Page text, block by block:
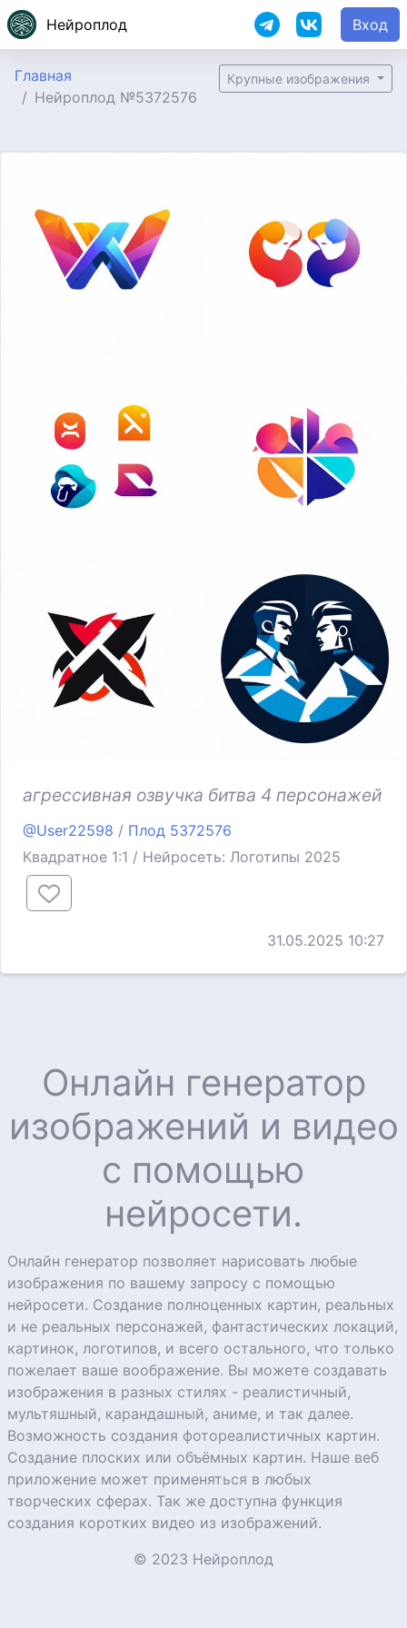
Нейроплод Вход
Главная
Нейроплод №5372576
Крупные изображения
агрессивная озвучка битва 4 персонажей
@User22598 / Плод 5372576
Квадратное 1:1 / Нейросеть: Логотипы 2025
31.05.2025 10:27
Онлайн генератор
изображений и видео
с помощью
нейросети.
Онлайн генератор позволяет нарисовать любые
изображения по вашему запросу с помощью
нейросети. Создание полноценных картин, реальных
и не реальных персонажей, фантастических локаций,
картинок, логотипов, и всего остального, что только
пожелает ваше воображение. Вы можете создавать
изображения в разных стилях - реалистичный,
мультяшный, карандашный, аниме, и так далее.
Возможность создания фотореалистичных картин.
Создание плоских или объёмных картин. Наше веб
приложение может применяться в любых
творческих сферах. Так же доступна функция
создания коротких видео из изображений.
© 2023 Нейроплод